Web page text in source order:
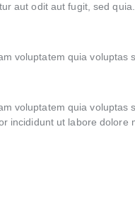
aut odit aut fugit, sed quia.
voluptatem quia
voluptatem quia
incididunt ut labore